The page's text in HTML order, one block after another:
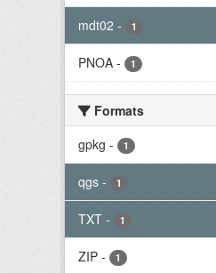
mdt02 - 1
PNOA - 1
Formats
gpkg - 1
qgs - 1
TXT - 1
ZIP - 1